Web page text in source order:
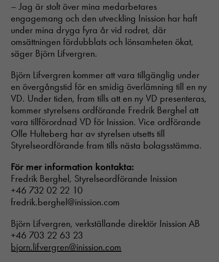
– Jag är stolt över mina medarbetares
engagemang och den utveckling Inission har haft
under mina dryga fyra år vid rodret, där
omsättningen fördubblats och lönsamheten ökat,
säger Björn Lifvergren.
Björn Lifvergren kommer att vara tillgänglig under
en övergångstid för en smidig överlämning till en ny
VD. Under tiden, fram tills att en ny VD presenteras,
kommer styrelsens ordförande Fredrik Berghel att
vara tillförordnad VD för Inission. Vice ordförande
Olle Hulteberg har av styrelsen utsetts till
Styrelseordförande fram tills nästa bolagsstämma.
För mer information kontakta:
Fredrik Berghel, Styrelseordförande Inission
+46 732 02 22 10
fredrik.berghel@inission.com
Björn Lifvergren, verkställande direktör Inission AB
+46 703 22 63 23
bjorn.lifvergren@inission.com